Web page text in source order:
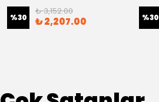
%30
₺ 3,152.00
₺ 2,207.00 %30